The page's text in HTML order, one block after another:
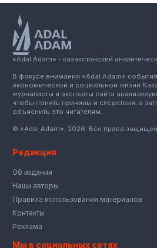
«Adal Adam» - казахстанский
В фокусе внимания «Adal Adam» события
экономической и социальной жизни
журналисты и эксперты сайта
чтобы понять причины и следствия, а
объяснить это читателям.
© «Adal Adam», 2026. Все права
Редакция
Об издании
Наши авторы
Правила использования материалов
Контакты
Реклама
Мы в социальных сетях